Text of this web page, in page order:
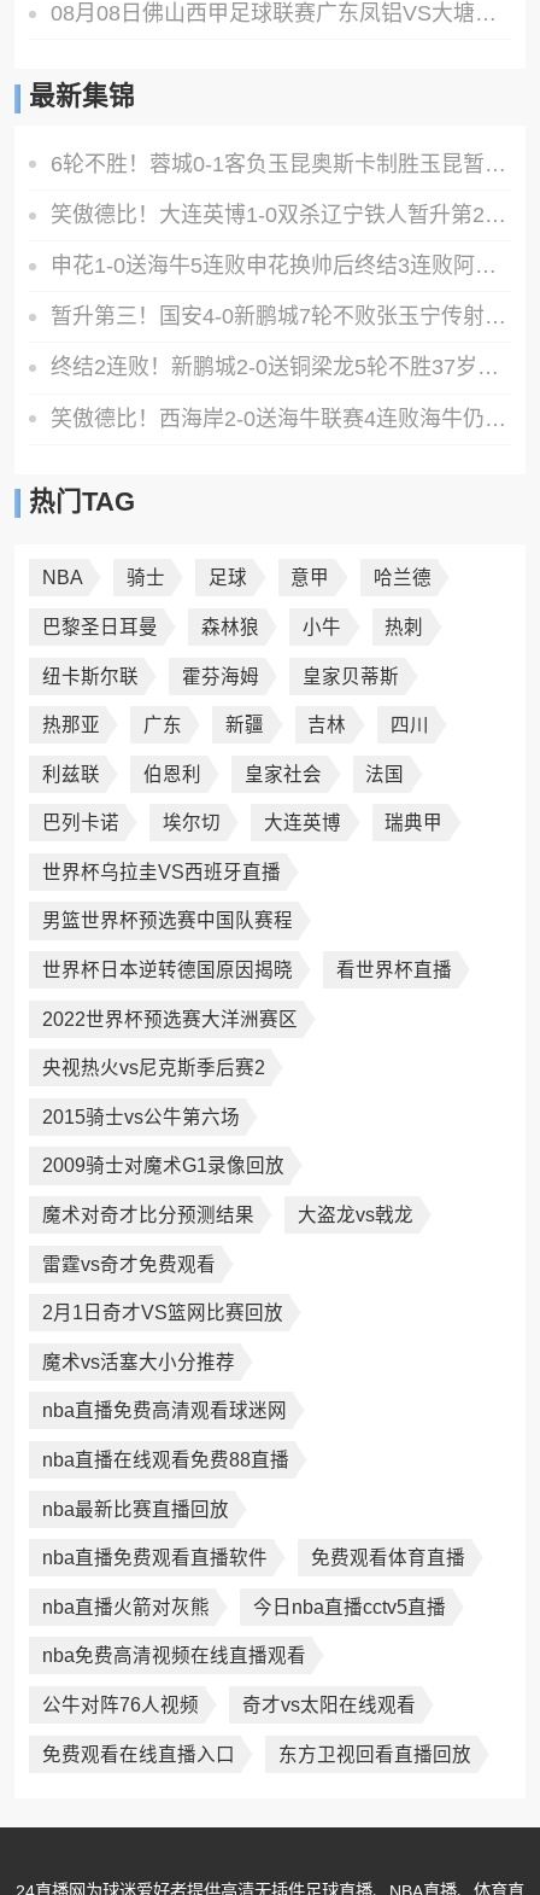
08月08日佛山西甲足球联赛广东凤铝VS大塘控股全场录像
最新集锦
6轮不胜！蓉城0-1客负玉昆奥斯卡制胜玉昆暂第三蓉城全场1射正
笑傲德比！大连英博1-0双杀辽宁铁人暂升第2斯坦丘远射制胜
申花1-0送海牛5连败申花换帅后终结3连败阿苏埃助攻徐皓阳制胜
暂升第三！国安4-0新鹏城7轮不败张玉宁传射达万双响法比奥破门
终结2连败！新鹏城2-0送铜梁龙5轮不胜37岁姜至鹏破门韦斯利建功
笑傲德比！西海岸2-0送海牛联赛4连败海牛仍垫底西海岸升至第二
热门TAG
NBA 骑士 足球 意甲 哈兰德
巴黎圣日耳曼 森林狼 小牛 热刺
纽卡斯尔联 霍芬海姆 皇家贝蒂斯
热那亚 广东 新疆 吉林 四川
利兹联 伯恩利 皇家社会 法国
巴列卡诺 埃尔切 大连英博 瑞典甲
世界杯乌拉圭VS西班牙直播
男篮世界杯预选赛中国队赛程
世界杯日本逆转德国原因揭晓 看世界杯直播
2022世界杯预选赛大洋洲赛区
央视热火vs尼克斯季后赛2
2015骑士vs公牛第六场
2009骑士对魔术G1录像回放
魔术对奇才比分预测结果 大盗龙vs戟龙
雷霆vs奇才免费观看
2月1日奇才VS篮网比赛回放
魔术vs活塞大小分推荐
nba直播免费高清观看球迷网
nba直播在线观看免费88直播
nba最新比赛直播回放
nba直播免费观看直播软件 免费观看体育直播
nba直播火箭对灰熊 今日nba直播cctv5直播
nba免费高清视频在线直播观看
公牛对阵76人视频 奇才vs太阳在线观看
免费观看在线直播入口 东方卫视回看直播回放